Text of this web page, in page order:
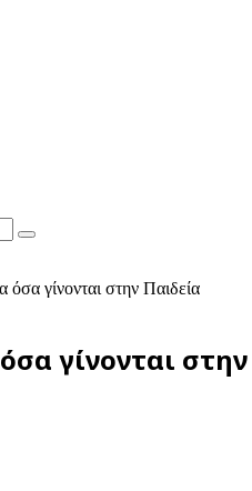
Αναζήτηση
όσα γίνονται στην Παιδεία
γίνονται